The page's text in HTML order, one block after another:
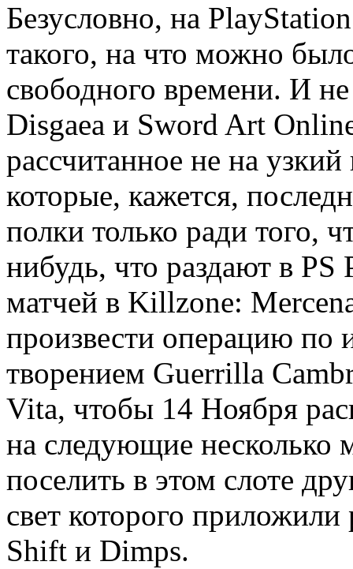
Безусловно, на
такого, на что можно
свободного времени. И
Disgaea и Sword Art
рассчитанное не на
которые, кажется,
полки только ради того,
нибудь, что раздают в PS
матчей в Killzone:
произвести операцию по
творением Guerrilla
Vita, чтобы 14 Ноября
на следующие несколько
поселить в этом слоте
свет которого
Shift и Dimps.